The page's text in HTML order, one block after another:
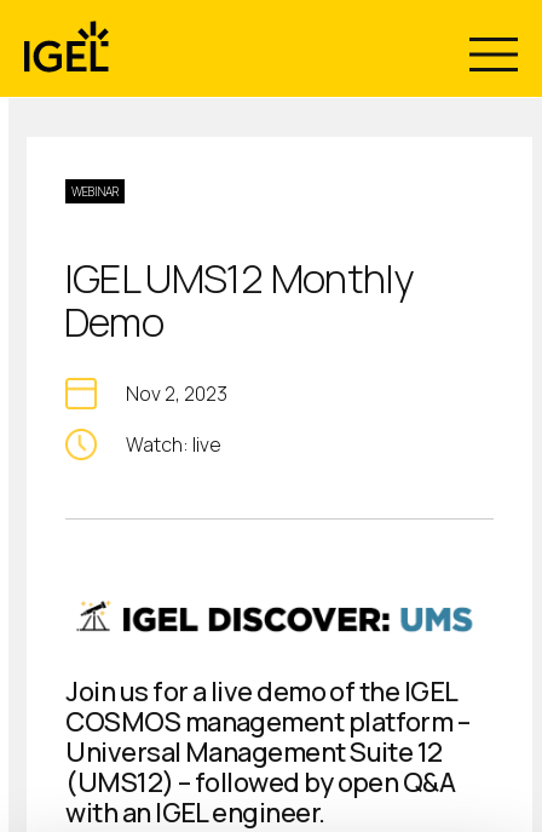
content
WEBINAR
IGEL UMS12 Monthly
Demo
Nov 2, 2023
Watch: live
Join us for a live demo of the IGEL
COSMOS management platform –
Universal Management Suite 12
(UMS12) – followed by open Q&A
with an IGEL engineer.